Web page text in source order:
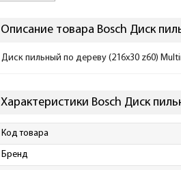
Описание товара Bosch Диск
Диск пильный по дереву (216x30 z60)
Характеристики Bosch Диск
Код товара
Бренд